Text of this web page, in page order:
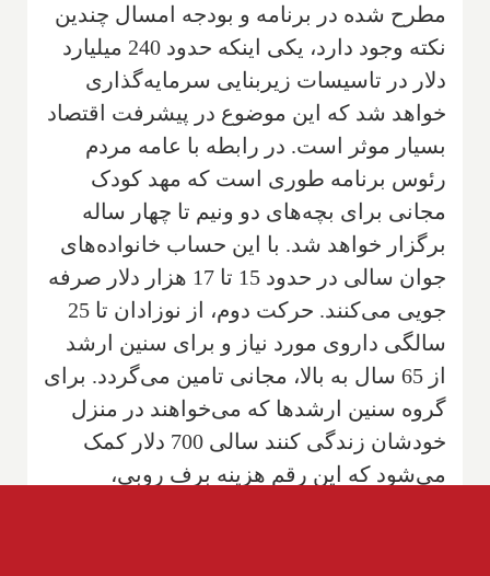
مطرح شده در برنامه و بودجه امسال چندین
نکته وجود دارد، یکی اینکه حدود 240 میلیارد
دلار در تاسیسات زیر‌بنایی سرمایه‌گذاری
خواهد شد که این موضوع در پیشرفت اقتصاد
بسیار موثر است. در رابطه با عامه مردم
رئوس برنامه طوری است که مهد کودک
مجانی برای بچه‌های دو ونیم تا چهار ساله
برگزار خواهد شد. با این حساب خانواده‌های
جوان سالی در حدود 15 تا 17 هزار دلار صرفه
جویی می‌کنند. حرکت دوم، از نوزادان تا 25
سالگی داروی مورد نیاز و برای سنین ارشد
از 65 سال به بالا، مجانی تامین می‌گردد. برای
گروه سنین ارشد‌ها که می‌خواهند در منزل
خودشان زندگی کنند سالی 700 دلار کمک
می‌شود که این رقم هزینه برف روبی،